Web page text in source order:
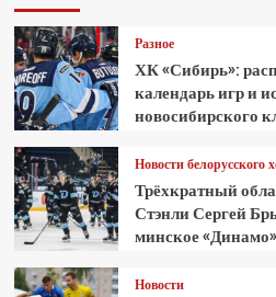
Разное
ХК «Сибирь»:
календарь игр и
новосибирского
Новости белорусского
Трёхкратный
Стэнли Сергей
минское «Динамо»
Новости